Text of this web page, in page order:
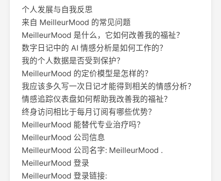
个人发展与自我反思
来自 MeilleurMood 的常见问题
MeilleurMood 是什么，它如何改善我的福祉？
数字日记中的 AI 情感分析是如何工作的？
我的个人数据是否受到保护？
MeilleurMood 的定价模型是怎样的？
我应该多久写一次日记才能得到相关的情感分析？
情感追踪仪表盘如何帮助我改善我的福祉？
终身访问相比于每月订阅有哪些优势？
MeilleurMood 能替代专业治疗吗？
MeilleurMood 公司信息
MeilleurMood 公司名字: MeilleurMood .
MeilleurMood 登录
MeilleurMood 登录链接: